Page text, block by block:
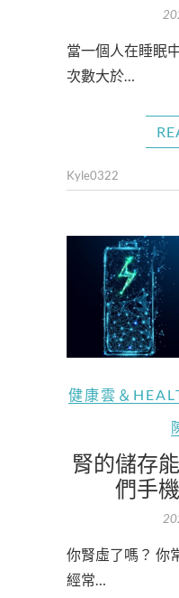
當一個人在睡眠
次數大於…
Kyle0322
健康雲＆
腎的儲存
們手
你腎虛了嗎？ 你
經常…